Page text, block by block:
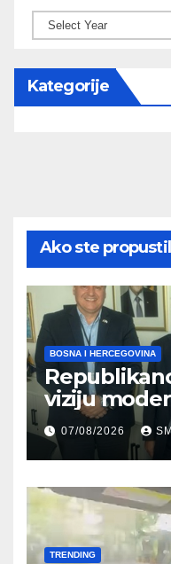
Kategorije
Ako ste
BOSNA I HERCEGOVINA
viziju
Njemačke
07/08/2026
TRENDING